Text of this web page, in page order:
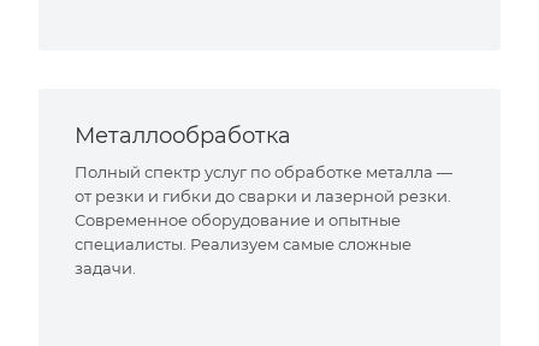
Металлообработка
Полный спектр услуг по обработке металла —
от резки и гибки до сварки и лазерной резки.
Современное оборудование и опытные
специалисты. Реализуем самые сложные
задачи.